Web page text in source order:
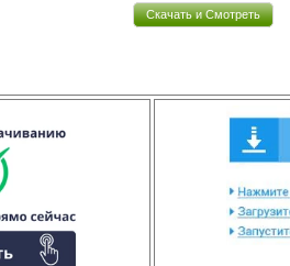
Скачать и Смотреть